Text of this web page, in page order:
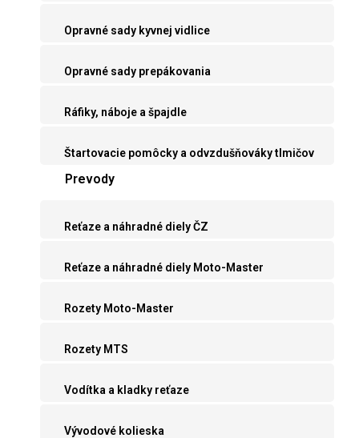
Opravné sady kyvnej vidlice
Opravné sady prepákovania
Ráfiky, náboje a špajdle
Štartovacie pomôcky a odvzdušňováky tlmičov
Prevody
Reťaze a náhradné diely ČZ
Reťaze a náhradné diely Moto-Master
Rozety Moto-Master
Rozety MTS
Vodítka a kladky reťaze
Vývodové kolieska